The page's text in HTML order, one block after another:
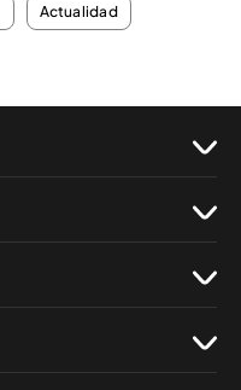
Actualidad